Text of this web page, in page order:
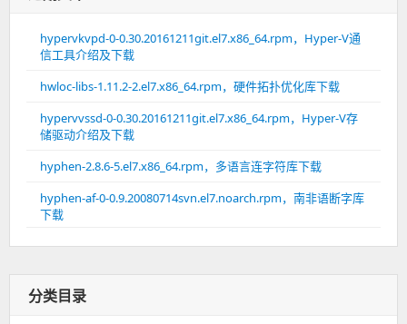
hypervkvpd-0-0.30.20161211git.el7.x86_64.rpm，Hyper-V通
信工具介绍及下载
hwloc-libs-1.11.2-2.el7.x86_64.rpm，硬件拓扑优化库下载
hypervvssd-0-0.30.20161211git.el7.x86_64.rpm，Hyper-V存
储驱动介绍及下载
hyphen-2.8.6-5.el7.x86_64.rpm，多语言连字符库下载
hyphen-af-0-0.9.20080714svn.el7.noarch.rpm，南非语断字库
下载
分类目录